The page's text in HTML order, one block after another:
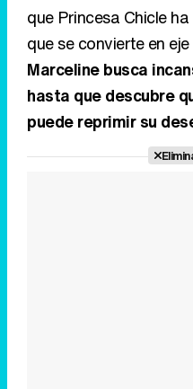
que Princesa Chicle
que se convierte en
Marceline busca
hasta que descubre
puede reprimir su